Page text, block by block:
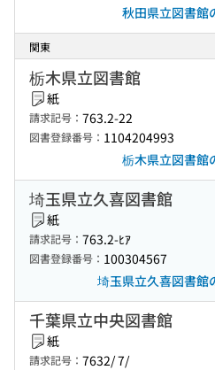
秋田県立図書館
関東
栃木県立図書館
紙
請求記号： 763.2-22
図書登録番号： 1104204993
栃木県立図書館
埼玉県立久喜図書館
紙
請求記号： 763.2-ﾋｱ
図書登録番号： 100304567
埼玉県立久喜図書館
千葉県立中央図書館
紙
請求記号： 7632/ 7/